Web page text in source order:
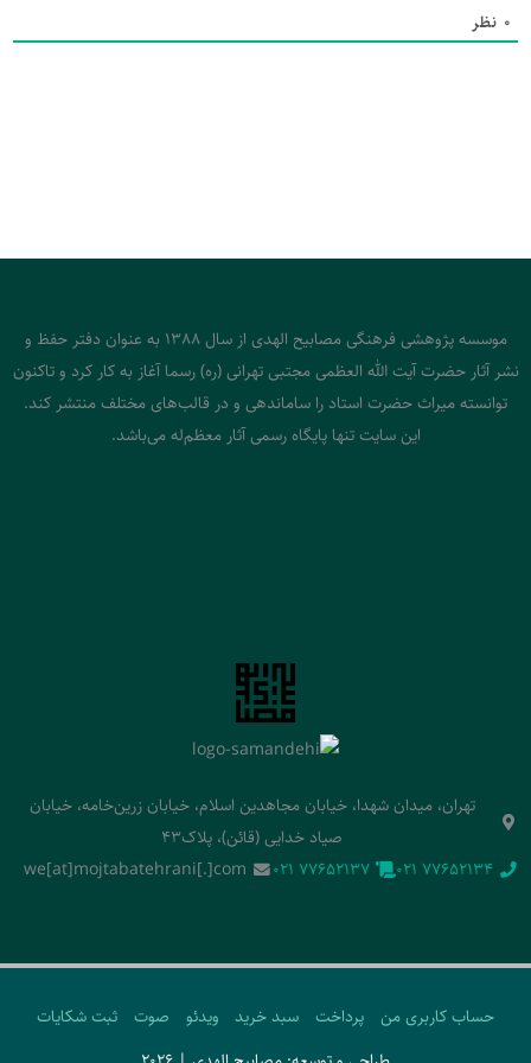
0 نظر
موسسه پژوهشی فرهنگی مصابیح الهدی از سال 1388 به عنوان دفتر حفظ و
نشر آثار حضرت آیت الله العظمی مجتبی تهرانی (ره) رسما آغاز به کار کرد و تاکنون
توانسته میراث حضرت استاد را ساماندهی و در قالب‌های مختلف منتشر کند.
این سایت تنها پایگاه رسمی آثار معظم‌له می‌باشد.
تهران، میدان شهدا، خیابان مجاهدین اسلام، خیابان زرین‌خامه، خیابان
صیاد خدایی (قائن)، پلاک43
‭021 77652134‬
‭021 77652137‬
we[at]mojtabatehrani[.]com
حساب کاربری من پرداخت سبد خرید ویدئو صوت
ثبت شکایات